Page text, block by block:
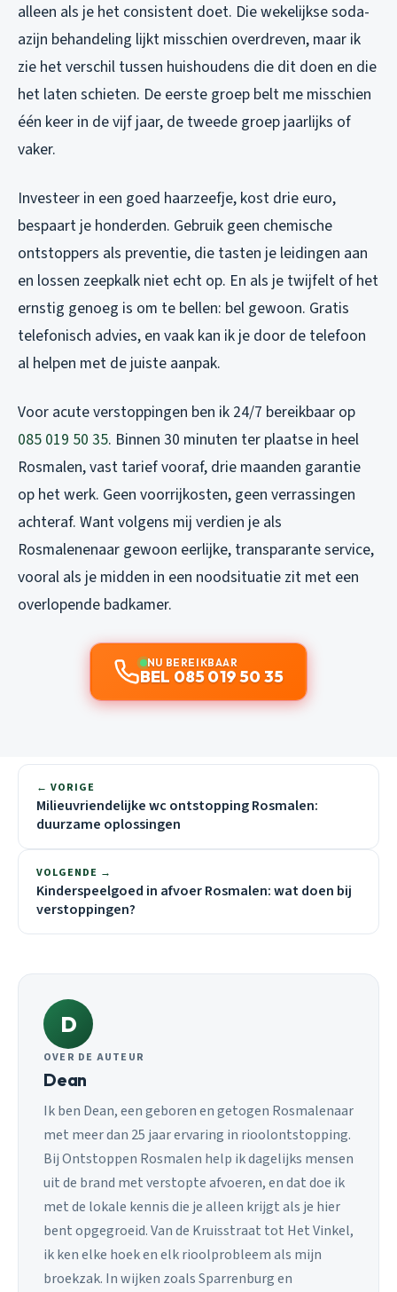
alleen als je het consistent doet. Die wekelijkse soda-
azijn behandeling lijkt misschien overdreven, maar ik
zie het verschil tussen huishoudens die dit doen en die
het laten schieten. De eerste groep belt me misschien
één keer in de vijf jaar, de tweede groep jaarlijks of
vaker.
Investeer in een goed haarzeefje, kost drie euro,
bespaart je honderden. Gebruik geen chemische
ontstoppers als preventie, die tasten je leidingen aan
en lossen zeepkalk niet echt op. En als je twijfelt of het
ernstig genoeg is om te bellen: bel gewoon. Gratis
telefonisch advies, en vaak kan ik je door de telefoon
al helpen met de juiste aanpak.
Voor acute verstoppingen ben ik 24/7 bereikbaar op
085 019 50 35. Binnen 30 minuten ter plaatse in heel
Rosmalen, vast tarief vooraf, drie maanden garantie
op het werk. Geen voorrijkosten, geen verrassingen
achteraf. Want volgens mij verdien je als
Rosmalenenaar gewoon eerlijke, transparante service,
vooral als je midden in een noodsituatie zit met een
overlopende badkamer.
NU BEREIKBAAR
BEL 085 019 50 35
← VORIGE
Milieuvriendelijke wc ontstopping Rosmalen:
duurzame oplossingen
VOLGENDE →
Kinderspeelgoed in afvoer Rosmalen: wat doen bij
verstoppingen?
D
OVER DE AUTEUR
Dean
Ik ben Dean, een geboren en getogen Rosmalenaar
met meer dan 25 jaar ervaring in rioolontstopping.
Bij Ontstoppen Rosmalen help ik dagelijks mensen
uit de brand met verstopte afvoeren, en dat doe ik
met de lokale kennis die je alleen krijgt als je hier
bent opgegroeid. Van de Kruisstraat tot Het Vinkel,
ik ken elke hoek en elk rioolprobleem als mijn
broekzak. In wijken zoals Sparrenburg en